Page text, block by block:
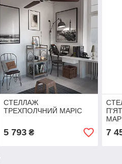
СТЕЛЛАЖ
ТРЕХПОЛЧНИЙ МАРІС
5 793₴ 7